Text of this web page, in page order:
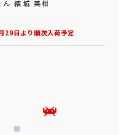
29日より順次入荷予定
ん 結城 美柑